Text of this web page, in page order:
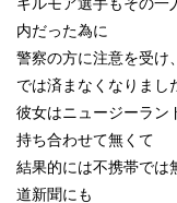
内だった為に
警察の方に注意を受け
では済まなくなりまし
彼女はニュージーラン
持ち合わせて無くて
結果的には不携帯では
道新聞にも